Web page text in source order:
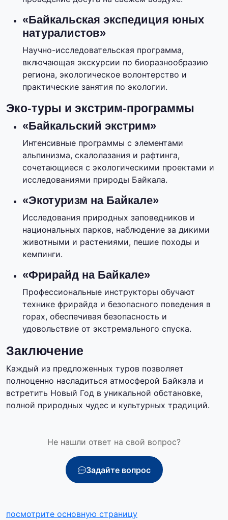
«Байкальская экспедиция юных
натуралистов»
Научно-исследовательская программа,
включающая экскурсии по биоразнообразию
региона, экологическое волонтерство и
практические занятия по экологии.
Эко-туры и экстрим-программы
«Байкальский экстрим»
Интенсивные программы с элементами
альпинизма, скалолазания и рафтинга,
сочетающиеся с экологическими проектами и
исследованиями природы Байкала.
«Экотуризм на Байкале»
Исследования природных заповедников и
национальных парков, наблюдение за дикими
животными и растениями, пешие походы и
кемпинги.
«Фрирайд на Байкале»
Профессиональные инструкторы обучают
технике фрирайда и безопасного поведения в
горах, обеспечивая безопасность и
удовольствие от экстремального спуска.
Заключение
Каждый из предложенных туров позволяет
полноценно насладиться атмосферой Байкала и
встретить Новый Год в уникальной обстановке,
полной природных чудес и культурных традиций.
Не нашли ответ на свой вопрос?
Задайте вопрос
посмотрите основную страницу